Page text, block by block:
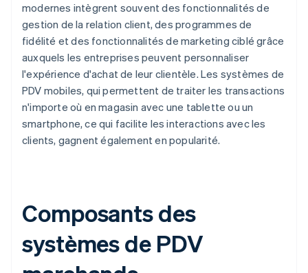
modernes intègrent souvent des fonctionnalités de
gestion de la relation client, des programmes de
fidélité et des fonctionnalités de marketing ciblé grâce
auxquels les entreprises peuvent personnaliser
l'expérience d'achat de leur clientèle. Les systèmes de
PDV mobiles, qui permettent de traiter les transactions
n'importe où en magasin avec une tablette ou un
smartphone, ce qui facilite les interactions avec les
clients, gagnent également en popularité.
Composants des
systèmes de PDV